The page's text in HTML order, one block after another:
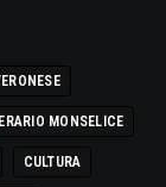
MONSELICE
CULTURA